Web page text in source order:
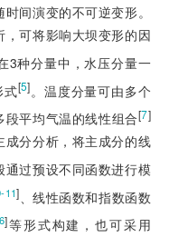
间演变的不可逆变形。
可将影响大坝变形的因
3种分量中，水压分量一
式[5]。温度分量可由多个
段平均气温的线性组合[7]
分分析，将主成分的线
通过预设不同函数进行模
11]
、线性函数和指数函数
]等形式构建，也可采用